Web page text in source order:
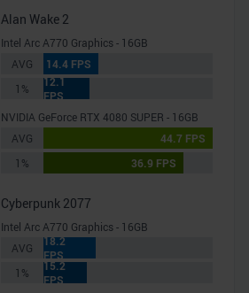
Alan Wake 2
Intel Arc A770 Graphics - 16GB
AVG
14.4 FPS
1%
12.1
FPS
NVIDIA GeForce RTX 4080 SUPER - 16GB
AVG
44.7 FPS
1%
36.9 FPS
Cyberpunk 2077
Intel Arc A770 Graphics - 16GB
AVG
18.2
FPS
1%
15.2
FPS